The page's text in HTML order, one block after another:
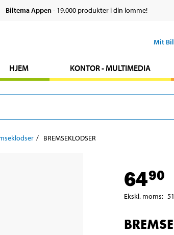
Biltema Appen- 19.000 produkter i din lomme!
Mit
HJEM KONTOR - MULTIMEDIA
BREMSEKLODSER
6490
Ekskl. moms: 51